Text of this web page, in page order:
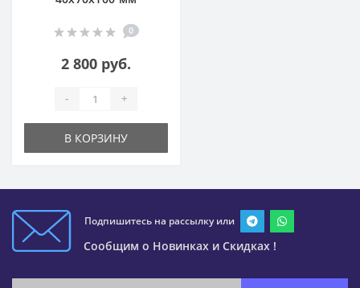
0
2 800 руб.
- +
В КОРЗИНУ
Подпишитесь на рассылку или
Сообщим о Новинках и Скидках !